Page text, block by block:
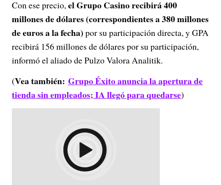
Con ese precio,el Grupo Casino recibirá 400
millones de dólares (correspondientes a 380 millones
de euros a la fecha) por su participación directa, y GPA
recibirá 156 millones de dólares por su participación,
informó el aliado de Pulzo Valora Analitik.
(Vea también: Grupo Éxito anuncia la apertura de
tienda sin empleados; IA llegó para quedarse)